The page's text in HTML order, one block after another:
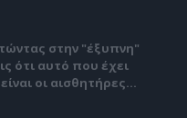
στην "έξυπνη"
ότι αυτό που έχει
οι αισθητήρες...